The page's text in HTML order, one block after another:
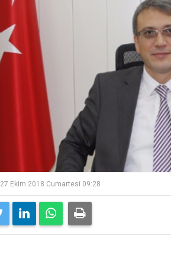
27 Ekim 2018 Cumartesi 09:28